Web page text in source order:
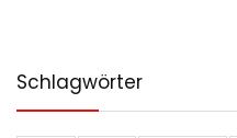
Schlagwörter